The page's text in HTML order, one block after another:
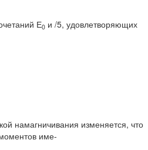
Е0 и /5, удовлетворяющих
намагничивания изменяется, что
име-